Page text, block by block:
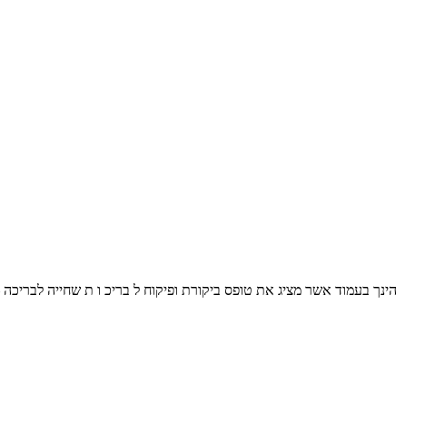
הינך בעמוד אשר מציג את טופס ביקורת ופיקוח ל בריכ ו ת שחייה